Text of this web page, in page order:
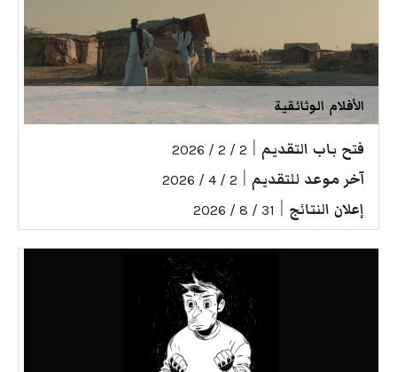
الأفلام الوثائقية
فتح باب التقديم 2 / 2 / 2026
آخر موعد للتقديم 2 / 4 / 2026
إعلان النتائج 31 / 8 / 2026